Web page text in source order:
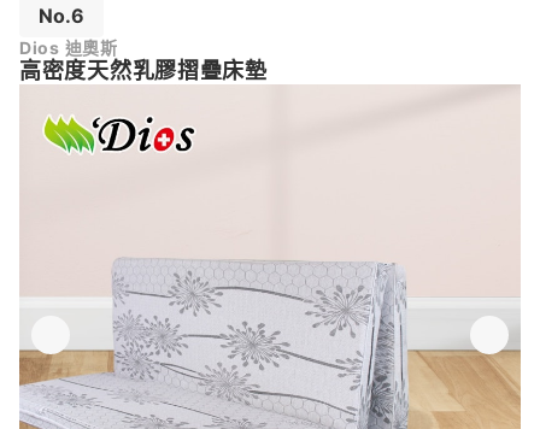
No.6
Dios 迪奧斯
高密度天然乳膠摺疊床墊